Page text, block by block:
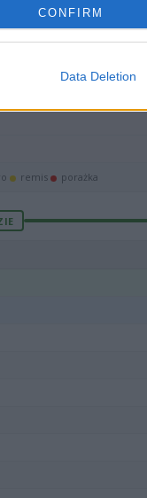
CONFIRM
Data Deletion
remis porażka